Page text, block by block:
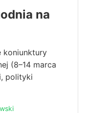
na
koniunktury
(8–14 marca
polityki